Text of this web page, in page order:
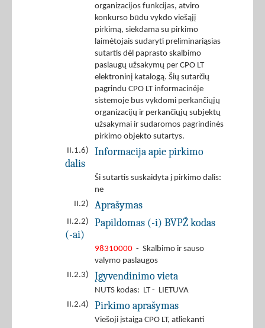
organizacijos funkcijas, atviro
konkurso būdu vykdo viešąjį
pirkimą, siekdama su pirkimo
laimėtojais sudaryti preliminariąsias
sutartis dėl paprasto skalbimo
paslaugų užsakymų per CPO LT
elektroninį katalogą. Šių sutarčių
pagrindu CPO LT informacinėje
sistemoje bus vykdomi perkančiųjų
organizacijų ir perkančiųjų subjektų
užsakymai ir sudaromos pagrindinės
pirkimo objekto sutartys.
II.1.6)
Informacija apie pirkimo
dalis
Ši sutartis suskaidyta į pirkimo dalis:
ne
II.2)
Aprašymas
II.2.2)
Papildomas (-i) BVPŽ kodas
(-ai)
98310000 - Skalbimo ir sauso
valymo paslaugos
II.2.3)
Įgyvendinimo vieta
NUTS kodas: LT - LIETUVA
II.2.4)
Pirkimo aprašymas
Viešoji įstaiga CPO LT, atliekanti